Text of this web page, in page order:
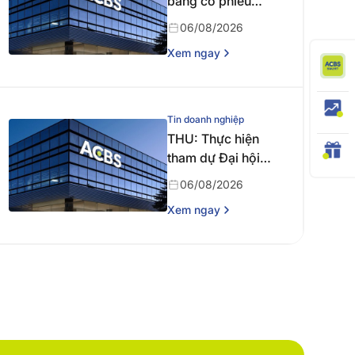
năm 2025
06/08/2026
Xem ngay
Tin doanh nghiệp
THU: Thực hiện
tham dự Đại hội
đồng cổ đông
thường niên năm
2026
06/08/2026
Xem ngay